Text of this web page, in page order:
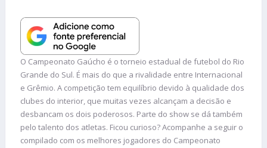
O Campeonato Gaúcho é o torneio estadual de futebol do Rio
Grande do Sul. É mais do que a rivalidade entre Internacional
e Grêmio. A competição tem equilíbrio devido à qualidade dos
clubes do interior, que muitas vezes alcançam a decisão e
desbancam os dois poderosos. Parte do show se dá também
pelo talento dos atletas. Ficou curioso? Acompanhe a seguir o
compilado com os melhores jogadores do Campeonato